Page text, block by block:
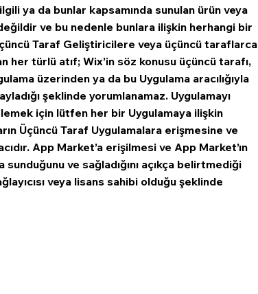
ya da bunlar kapsamında sunulan ürün veya
ve bu nedenle bunlara ilişkin herhangi bir
Taraf Geliştiricilere veya üçüncü taraflarca
her türlü atıf; Wix’in söz konusu üçüncü tarafı,
üzerinden ya da bu Uygulama aracılığıyla
şeklinde yorumlanamaz. Uygulamayı
için lütfen her bir Uygulamaya ilişkin
Üçüncü Taraf Uygulamalara erişmesine ve
App Market’a erişilmesi ve App Market’ın
sunduğunu ve sağladığını açıkça belirtmediği
veya lisans sahibi olduğu şeklinde